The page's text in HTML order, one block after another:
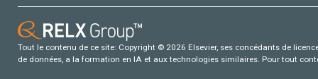
Tout le contenu de ce site: Copyright © 2026 Elsevier, ses concédants de
de données, a la formation en IA et aux technologies similaires. Pour tout